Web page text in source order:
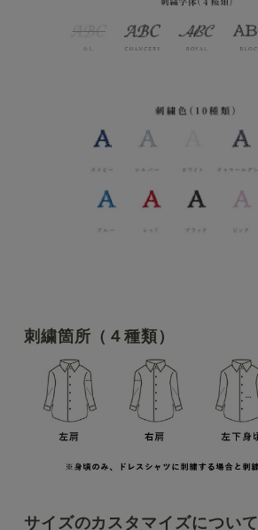
刺繍箇所（４種類）
サイズのカスタマイズについて